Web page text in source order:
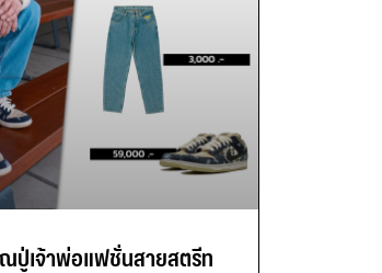
ปู่เจ้าพ่อแฟชั่นสายสตรีท